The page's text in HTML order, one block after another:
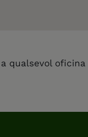
qualsevol oficina